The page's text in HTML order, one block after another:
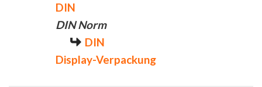
DIN
DIN Norm
DIN
Display-Verpackung